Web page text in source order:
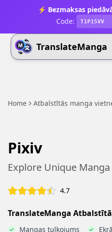
⚡ Bezmaksas
Code:
T1P15VV
TranslateManga
Home Atbalstītās manga
Pixiv
Explore Unique
4.7
TranslateManga
Mangas tulkojums